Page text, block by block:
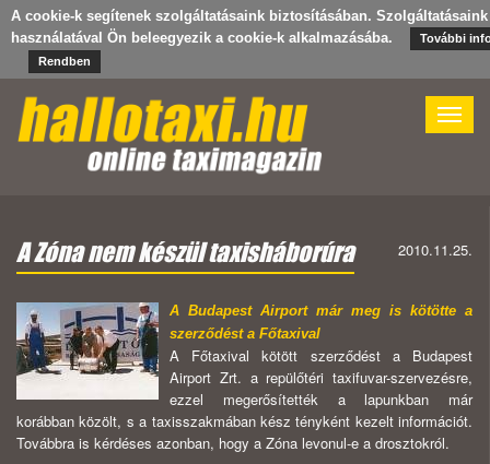
A cookie-k segítenek szolgáltatásaink biztosításában. Szolgáltatásaink
használatával Ön beleegyezik a cookie-k alkalmazásába.
További
Rendben
Toggle
A Zóna nem készül taxisháborúra 2010.11.25.
A Budapest Airport már meg is kötötte a
szerződést a Főtaxival
A Főtaxival kötött szerződést a Budapest
Airport Zrt. a repülőtéri taxifuvar-szervezésre,
ezzel megerősítették a lapunkban már
korábban közölt, s a taxisszakmában kész tényként kezelt információt.
Továbbra is kérdéses azonban, hogy a Zóna levonul-e a drosztokról.